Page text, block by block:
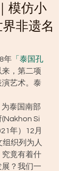
模仿小
非遗名
年 「泰国孔
，第二项
艺术。泰
泰国南部
Si
年）12月
织列为人
竟有着什
？我们一